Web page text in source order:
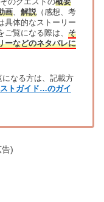
そのクエストの概要
画、 解説（感想、考
具体的なストーリー
覧になる際は、 そ
ーなどのネタバレに
なる方は、記載方
ストガイド…のガイ
)